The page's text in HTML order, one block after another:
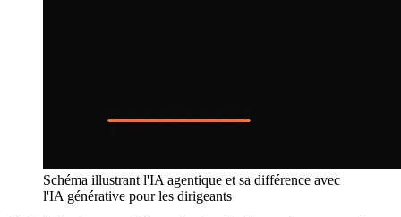
Schéma illustrant l'IA agentique et sa différence avec
l'IA générative pour les dirigeants